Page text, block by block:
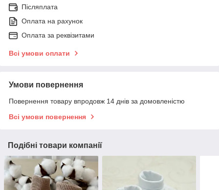
Післяплата
Оплата на рахунок
Оплата за реквізитами
Всі умови оплати
Умови повернення
Повернення товару впродовж 14 днів за домовленістю
Всі умови повернення
Подібні товари компанії